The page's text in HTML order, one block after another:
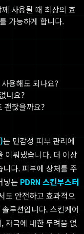
사용될 때 최상의 효
가능하게 합니다.
용해도 되나요?
나요?
괜찮을까요?
는 민감성 피부 관리에
이뤄냈습니다. 더 이상
다. 피부에 상처를 주
넣는 PDRN 스킨부스터
도 안전하고 효과적으
루션입니다. 스킨케어
자극에 대한 두려움 없